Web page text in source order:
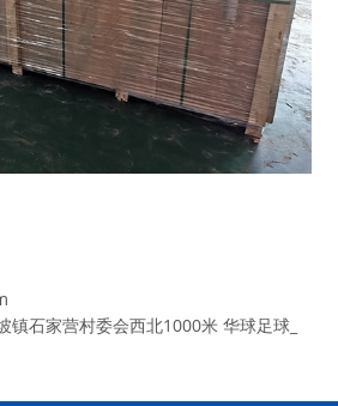
镇石家营村委会西北1000米 华球足球_